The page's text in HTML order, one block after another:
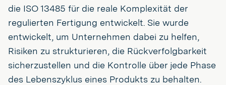
die ISO 13485 für die reale Komplexität der
regulierten Fertigung entwickelt. Sie wurde
entwickelt, um Unternehmen dabei zu helfen,
Risiken zu strukturieren, die Rückverfolgbarkeit
sicherzustellen und die Kontrolle über jede Phase
des Lebenszyklus eines Produkts zu behalten.